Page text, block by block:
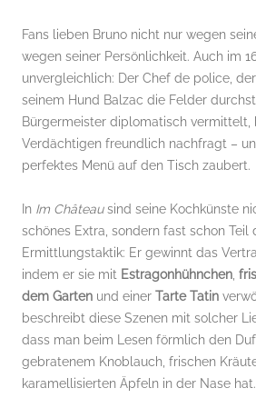
Fans lieben Bruno nicht nur wegen
wegen seiner Persönlichkeit. Auch im
unvergleichlich: Der Chef de police,
seinem Hund Balzac die Felder
Bürgermeister diplomatisch vermittelt,
Verdächtigen freundlich nachfragt –
perfektes Menü auf den Tisch zaubert.
In Im Châteausind seine Kochkünste
schönes Extra, sondern fast schon Teil
Ermittlungstaktik: Er gewinnt das
indem er sie mit Estragonhühnchen,
dem Garten und einer Tarte Tatin
beschreibt diese Szenen mit solcher
dass man beim Lesen förmlich den
gebratenem Knoblauch, frischen
karamellisierten Äpfeln in der Nase hat.